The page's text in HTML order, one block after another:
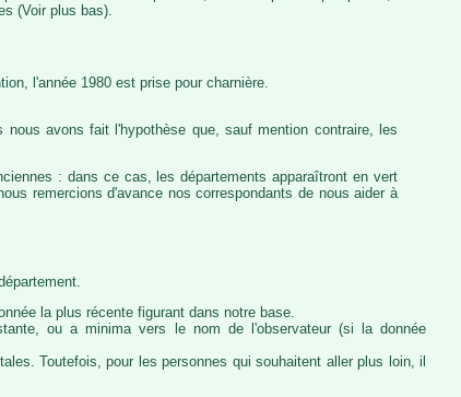
(Voir plus bas).
l'année 1980 est prise pour charnière.
avons fait l'hypothèse que, sauf mention contraire, les
: dans ce cas, les départements apparaîtront en vert
remercions d'avance nos correspondants de nous aider à
la plus récente figurant dans notre base.
ou a minima vers le nom de l'observateur (si la donnée
Toutefois, pour les personnes qui souhaitent aller plus loin, il